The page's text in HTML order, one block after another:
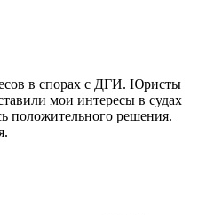
в спорах с ДГИ. Юристы
мои интересы в судах
положительного решения.